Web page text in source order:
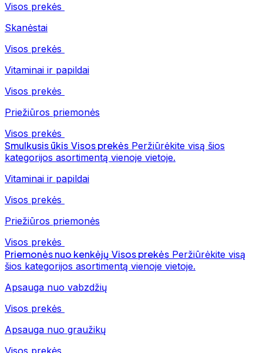
Visos prekės
Skanėstai
Visos prekės
Vitaminai ir papildai
Visos prekės
Priežiūros priemonės
Visos prekės
Smulkusis ūkis Visos prekės Peržiūrėkite visą šios
kategorijos asortimentą vienoje vietoje.
Vitaminai ir papildai
Visos prekės
Priežiūros priemonės
Visos prekės
Priemonės nuo kenkėjų Visos prekės Peržiūrėkite visą
šios kategorijos asortimentą vienoje vietoje.
Apsauga nuo vabzdžių
Visos prekės
Apsauga nuo graužikų
Visos prekės